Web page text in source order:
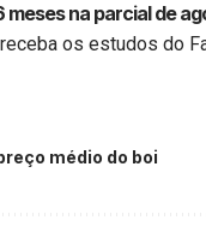
meses na parcial de
os estudos do
médio do boi